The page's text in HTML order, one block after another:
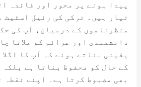
پیدا ہونے پر محور اور فائدہ
تیار ہیں۔ ترکی کی رئیل اسٹیٹ
منظرناموں کے درمیان، آپ کی
دانشمندی اور عزائم کو ملانا
یقینی بناتے ہوئے کہ آپ کا
کے حال کو محفوظ بناتا ہے بلکہ
بھی مضبوط کرتا ہے۔ اپنے نقطہ